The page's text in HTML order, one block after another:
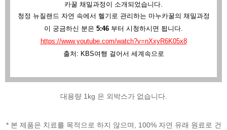
카꿀 채밀과정이 소개되었습니다.
청정 뉴질랜드 자연 속에서 헬기로 관리하는 마누카꿀의 채밀과정
이 궁금하신 분은 5:46 부터 시청하시면 됩니다.
https://www.youtube.com/watch?v=nXxyR6K05x8
출처: KBS여행 걸어서 세계속으로
대용량 1kg 은 외박스가 없습니다.
* 본 제품은 치료를 목적으로 하지 않으며, 100% 자연 유래 원료로 건